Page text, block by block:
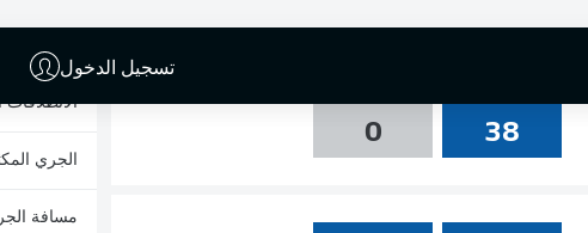
تسجيل الدخول
38
0
الجري
مسافة